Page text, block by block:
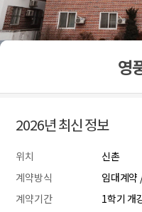
영
2026년 최신 정보
위치
신촌
계약방식
임대계약
계약기간
1학기 개